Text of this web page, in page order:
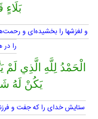
و لغزشها را بخشيده‌اى و
را
الْحَمْدُ لِلَّهِ الَّذِي لَمْ
يَكُنْ لَهُ
ستايش خداى را كه جفت و